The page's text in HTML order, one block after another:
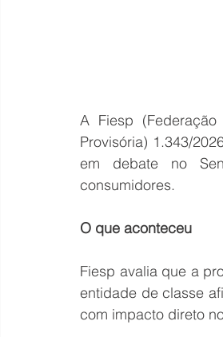
A Fiesp
Provisória) 1.343/
em debate no
consumidores.
O que aconteceu
Fiesp avalia que a
entidade de classe
com impacto direto